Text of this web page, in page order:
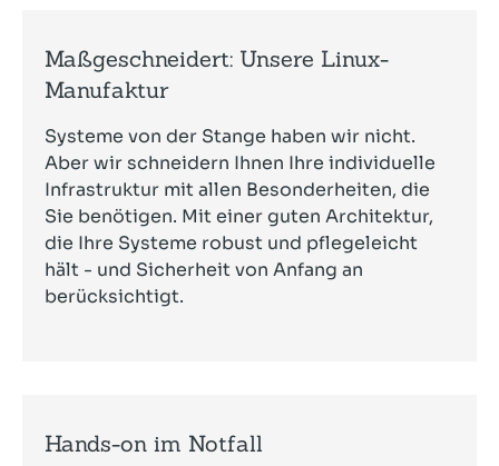
Maßgeschneidert: Unsere Linux-
Manufaktur
Systeme von der Stange haben wir nicht.
Aber wir schneidern Ihnen Ihre individuelle
Infrastruktur mit allen Besonderheiten, die
Sie benötigen. Mit einer guten Architektur,
die Ihre Systeme robust und pflegeleicht
hält - und Sicherheit von Anfang an
berücksichtigt.
Hands-on im Notfall